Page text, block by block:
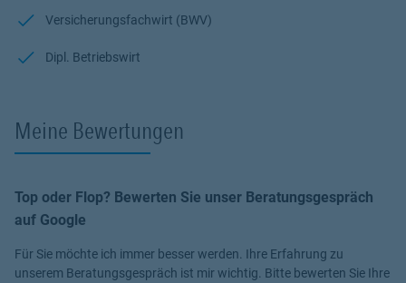
Versicherungsfachwirt (BWV)
Dipl. Betriebswirt
Meine Bewertungen
Top oder Flop? Bewerten Sie unser Beratungsgespräch
auf Google
Für Sie möchte ich immer besser werden. Ihre Erfahrung zu
unserem Beratungsgespräch ist mir wichtig. Bitte bewerten Sie Ihre